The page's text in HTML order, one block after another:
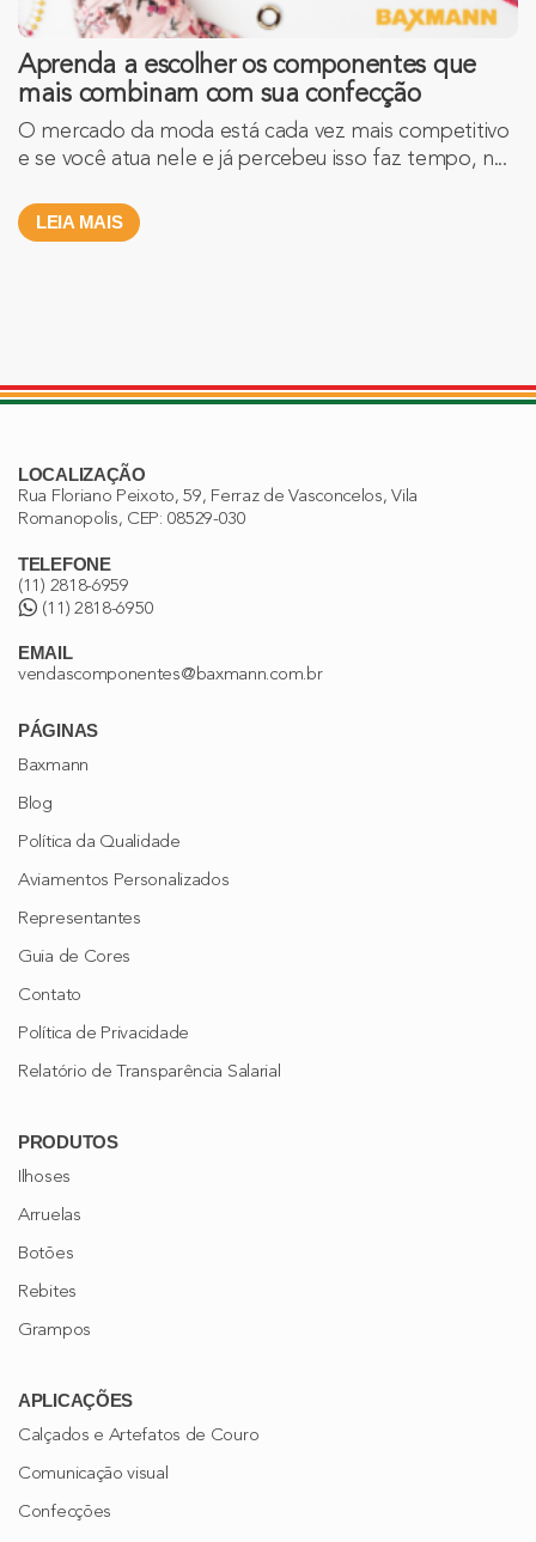
Aprenda a escolher os componentes que
mais combinam com sua confecção
O mercado da moda está cada vez mais competitivo
e se você atua nele e já percebeu isso faz tempo, n...
LEIA MAIS
LOCALIZAÇÃO
Rua Floriano Peixoto, 59, Ferraz de Vasconcelos, Vila
Romanopolis, CEP: 08529-030
TELEFONE
(11) 2818-6959
(11) 2818-6950
EMAIL
vendascomponentes@baxmann.com.br
PÁGINAS
Baxmann
Blog
Política da Qualidade
Aviamentos Personalizados
Representantes
Guia de Cores
Contato
Política de Privacidade
Relatório de Transparência Salarial
PRODUTOS
Ilhoses
Arruelas
Botões
Rebites
Grampos
APLICAÇÕES
Calçados e Artefatos de Couro
Comunicação visual
Confecções